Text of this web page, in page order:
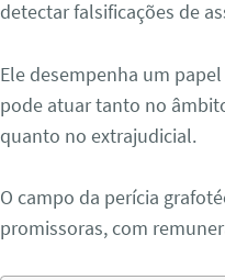
detectar falsificações de
Ele desempenha um
pode atuar tanto no
quanto no extrajudicial.
O campo da perícia
promissoras, com